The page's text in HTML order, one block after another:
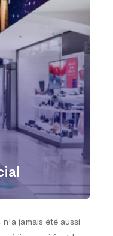
jamais été aussi